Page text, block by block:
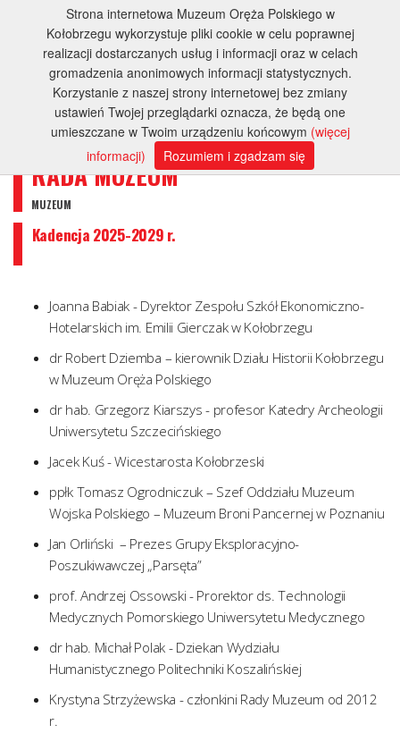
RADA MUZEUM
MUZEUM
Kadencja 2025-2029 r.
Joanna Babiak - Dyrektor Zespołu Szkół Ekonomiczno-
Hotelarskich im. Emilii Gierczak w Kołobrzegu
dr Robert Dziemba – kierownik Działu Historii Kołobrzegu
w Muzeum Oręża Polskiego
dr hab. Grzegorz Kiarszys - profesor Katedry Archeologii
Uniwersytetu Szczecińskiego
Jacek Kuś - Wicestarosta Kołobrzeski
ppłk Tomasz Ogrodniczuk – Szef Oddziału Muzeum
Wojska Polskiego – Muzeum Broni Pancernej w Poznaniu
Jan Orliński – Prezes Grupy Eksploracyjno-
Poszukiwawczej „Parsęta”
prof. Andrzej Ossowski - Prorektor ds. Technologii
Medycznych Pomorskiego Uniwersytetu Medycznego
dr hab. Michał Polak - Dziekan Wydziału
Humanistycznego Politechniki Koszalińskiej
Krystyna Strzyżewska - członkini Rady Muzeum od 2012
r.
Strona internetowa Muzeum Oręża Polskiego w
Kołobrzegu wykorzystuje pliki cookie w celu poprawnej
realizacji dostarczanych usług i informacji oraz w celach
gromadzenia anonimowych informacji statystycznych.
Korzystanie z naszej strony internetowej bez zmiany
ustawień Twojej przeglądarki oznacza, że będą one
umieszczane w Twoim urządzeniu końcowym (więcej
informacji)
Rozumiem i zgadzam się